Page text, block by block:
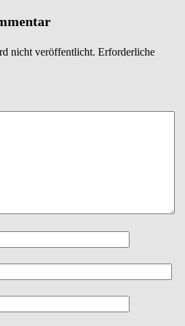
nicht veröffentlicht. Erforderliche